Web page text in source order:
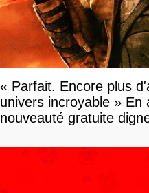
« Parfait. Encore plus
univers incroyable »
nouveauté gratuite